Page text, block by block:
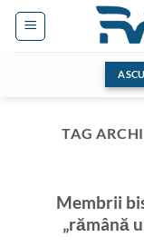
Skip
TAG
Membrii
„rămână